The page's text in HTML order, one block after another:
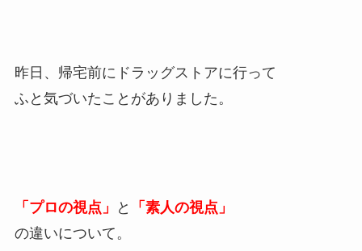
昨日、帰宅前にドラッグストアに行って
ふと気づいたことがありました。
「プロの視点」 と
「素人の視点」
の違いについて。